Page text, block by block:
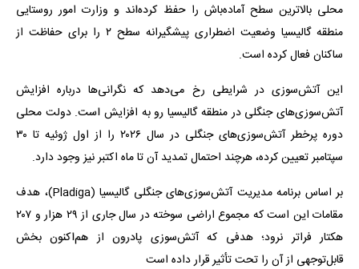
محلی بالاترین سطح آماده‌باش را حفظ کرده‌اند و وزارت امور روستایی
منطقه گالیسیا وضعیت اضطراری پیشگیرانه سطح ۲ را برای حفاظت از
ساکنان فعال کرده است.
این آتش‌سوزی در شرایطی رخ می‌دهد که نگرانی‌ها درباره افزایش
آتش‌سوزی‌های جنگلی در منطقه گالیسیا رو به افزایش است. دولت محلی
دوره پرخطر آتش‌سوزی‌های جنگلی در سال ۲۰۲۶ را از اول ژوئیه تا ۳۰
سپتامبر تعیین کرده، هرچند احتمال تمدید آن تا ماه اکتبر نیز وجود دارد.
بر اساس برنامه مدیریت آتش‌سوزی‌های جنگلی گالیسیا (Pladiga)، هدف
مقامات این است که مجموع اراضی سوخته در سال جاری از ۲۹ هزار و ۲۰۷
هکتار فراتر نرود؛ هدفی که آتش‌سوزی پادرون از هم‌اکنون بخش
قابل‌توجهی از آن را تحت تأثیر قرار داده است